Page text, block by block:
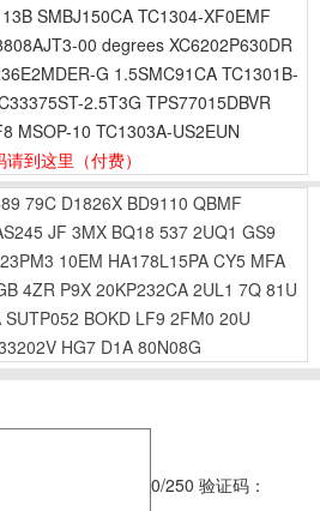
SMBJ150CA TC1304-XF0EMF
00 degrees XC6202P630DR
G 1.5SMC91CA TC1301B-
2.5T3G TPS77015DBVR
MSOP-10 TC1303A-US2EUN
到这里 （付费）
79C D1826X BD9110 QBMF
JF 3MX BQ18 537 2UQ1 GS9
10EM HA178L15PA CY5 MFA
4ZR P9X 20KP232CA 2UL1 7Q 81U
SUTP052 BOKD LF9 2FM0 20U
HG7 D1A 80N08G
0/250 验证码：